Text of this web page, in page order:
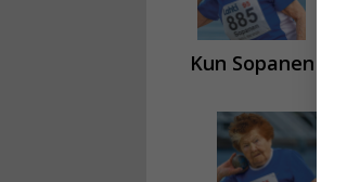
Kun Sopanen